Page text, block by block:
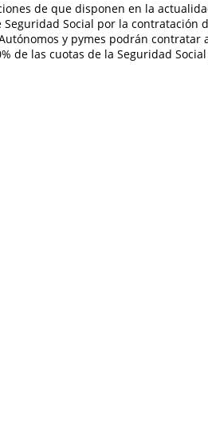
de que disponen en la
Social por la contratación
Autónomos y pymes podrán contratar
de las cuotas de la Seguridad